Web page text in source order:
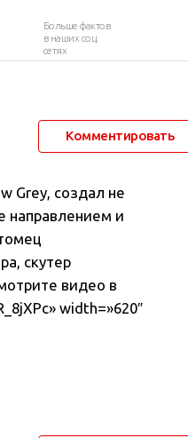
Больше фактов
в наших соц.
сетях
Комментировать
Grey, создал не
направлением и
скутер
видео в
width=»620″